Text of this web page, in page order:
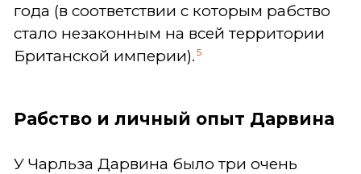
года (в соответствии с которым рабство
стало незаконным на всей территории
Британской империи). 5
Рабство и личный опыт Дарвина
У Чарльза Дарвина было три очень